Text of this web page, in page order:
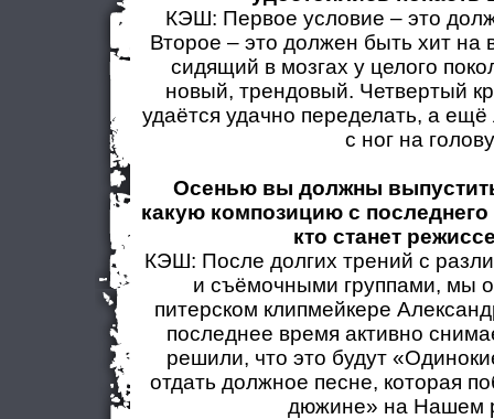
КЭШ: Первое условие – это
Второе – это должен быть хит на
сидящий в мозгах у целого
новый, трендовый. Четвертый
удаётся удачно переделать, а
с ног на
Осенью вы должны
какую композицию с
кто станет
КЭШ: После долгих трений с
и съёмочными группами, мы
питерском клипмейкере
последнее время активно
решили, что это будут
отдать должное песне, которая
дюжине» на Нашем